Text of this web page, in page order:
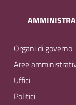
Organi di governo
Aree
Uffici
Politici